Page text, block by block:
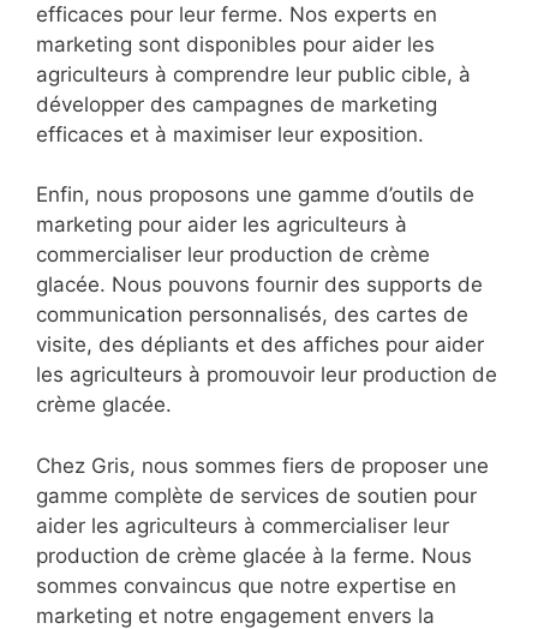
efficaces pour leur ferme. Nos experts en
marketing sont disponibles pour aider les
agriculteurs à comprendre leur public cible, à
développer des campagnes de marketing
efficaces et à maximiser leur exposition.
Enfin, nous proposons une gamme d’outils de
marketing pour aider les agriculteurs à
commercialiser leur production de crème
glacée. Nous pouvons fournir des supports de
communication personnalisés, des cartes de
visite, des dépliants et des affiches pour aider
les agriculteurs à promouvoir leur production de
crème glacée.
Chez Gris, nous sommes fiers de proposer une
gamme complète de services de soutien pour
aider les agriculteurs à commercialiser leur
production de crème glacée à la ferme. Nous
sommes convaincus que notre expertise en
marketing et notre engagement envers la